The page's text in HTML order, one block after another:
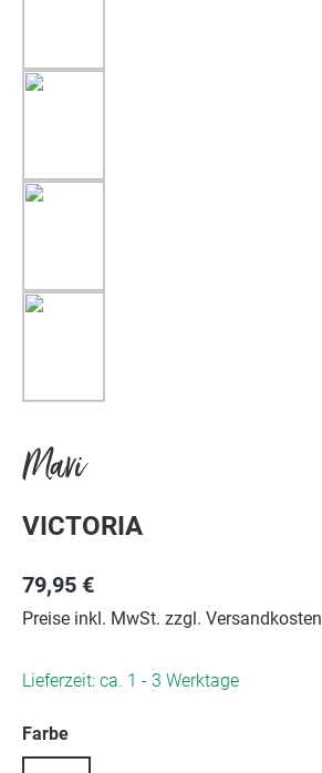
Mavi
VICTORIA
79,95 €
Preise inkl. MwSt. zzgl. Versandkosten
Lieferzeit: ca. 1 - 3 Werktage
Farbeauswählen